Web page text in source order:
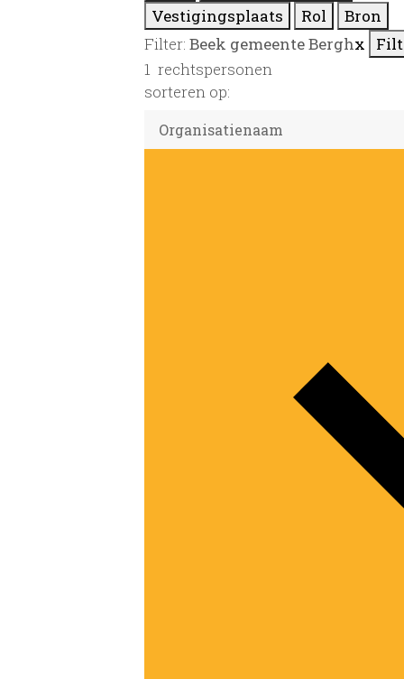
Vestigingsplaats
Rol
Bron
Filter: Beek gemeente Berghx
1 rechtspersonen
sorteren op: